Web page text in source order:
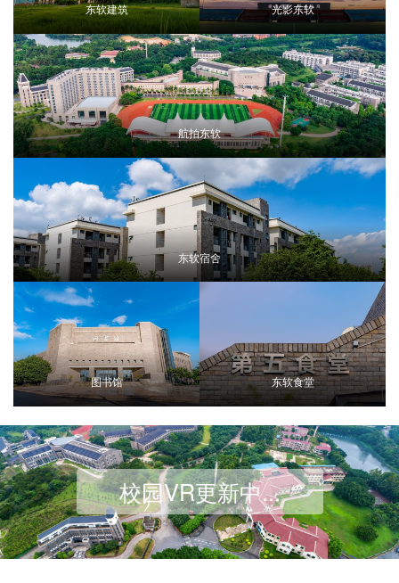
东软建筑 光影东软
航拍东软
东软宿舍
图书馆 东软食堂
校园VR更新中...